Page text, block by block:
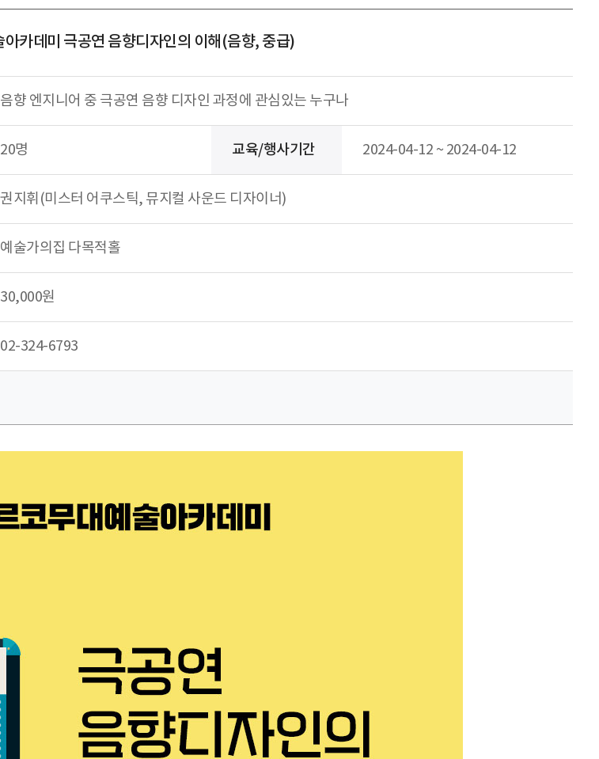
카데미 극공연 음향디자인의 이해(음향, 중급)
음향 엔지니어 중 극공연 음향 디자인 과정에 관심있는 누구나
20명 교육/행사기간 2024-04-12 ~ 2024-04-12
권지휘(미스터 어쿠스틱, 뮤지컬 사운드 디자이너)
예술가의집 다목적홀
30,000원
02-324-6793